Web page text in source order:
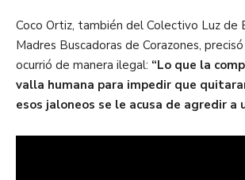
Coco Ortiz, también del Colectivo Luz de
Madres Buscadoras de Corazones,
ocurrió de manera ilegal: “Lo que la
valla humana para impedir que
esos jaloneos se le acusa de agredir a